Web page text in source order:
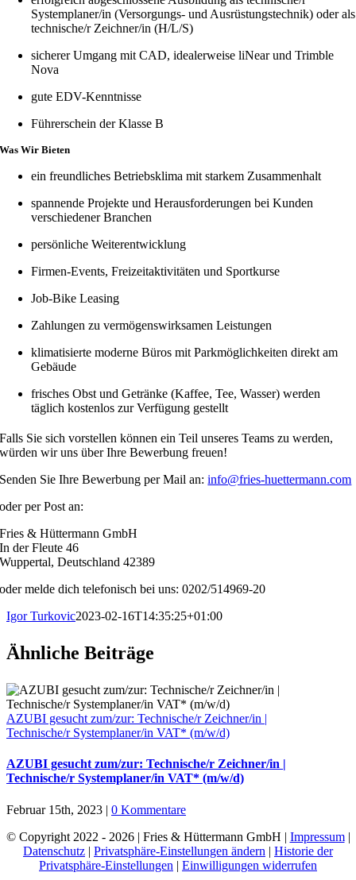
Systemplaner/in (Versorgungs- und Ausrüstungstechnik) oder als
technische/r Zeichner/in (H/L/S)
sicherer Umgang mit CAD, idealerweise liNear und Trimble
Nova
gute EDV-Kenntnisse
Führerschein der Klasse B
Was Wir Bieten
ein freundliches Betriebsklima mit starkem Zusammenhalt
spannende Projekte und Herausforderungen bei Kunden
verschiedener Branchen
persönliche Weiterentwicklung
Firmen-Events, Freizeitaktivitäten und Sportkurse
Job-Bike Leasing
Zahlungen zu vermögenswirksamen Leistungen
klimatisierte moderne Büros mit Parkmöglichkeiten direkt am
Gebäude
frisches Obst und Getränke (Kaffee, Tee, Wasser) werden
täglich kostenlos zur Verfügung gestellt
Falls Sie sich vorstellen können ein Teil unseres Teams zu werden,
würden wir uns über Ihre Bewerbung freuen!
Senden Sie Ihre Bewerbung per Mail an:info@fries-huettermann.com
oder per Post an:
Fries & Hüttermann GmbH
In der Fleute 46
Wuppertal, Deutschland 42389
oder melde dich telefonisch bei uns: 0202/514969-20
Igor Turkovic2023-02-16T14:35:25+01:00
Ähnliche Beiträge
AZUBI gesucht zum/zur: Technische/r Zeichner/in |
Technische/r Systemplaner/in VAT* (m/w/d)
AZUBI gesucht zum/zur: Technische/r Zeichner/in |
Technische/r Systemplaner/in VAT* (m/w/d)
Februar 15th, 2023 | 0 Kommentare
© Copyright 2022 - 2026 | Fries & Hüttermann GmbH | Impressum|
Datenschutz | Privatsphäre-Einstellungen ändern | Historie der
Privatsphäre-Einstellungen | Einwilligungen widerrufen